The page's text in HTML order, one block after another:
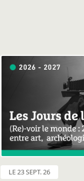
LE 23 SEPT. 26